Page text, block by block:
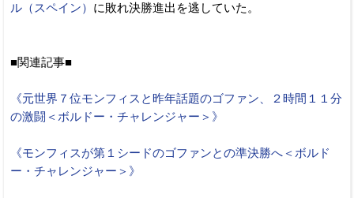
ル（スペイン） に敗れ決勝進出を逃していた。
■関連記事■
《元世界７位モンフィスと昨年話題のゴファン、２時間１１分
の激闘＜ボルドー・チャレンジャー＞》
《モンフィスが第１シードのゴファンとの準決勝へ＜ボルド
ー・チャレンジャー＞》